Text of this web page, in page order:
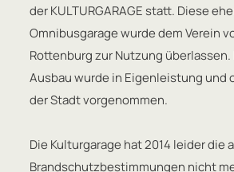
der KULTURGARAGE statt. Diese
Omnibusgarage wurde dem Verein
Rottenburg zur Nutzung überlassen.
Ausbau wurde in Eigenleistung und
der Stadt vorgenommen.
Die Kulturgarage hat 2014 leider die
Brandschutzbestimmungen nicht